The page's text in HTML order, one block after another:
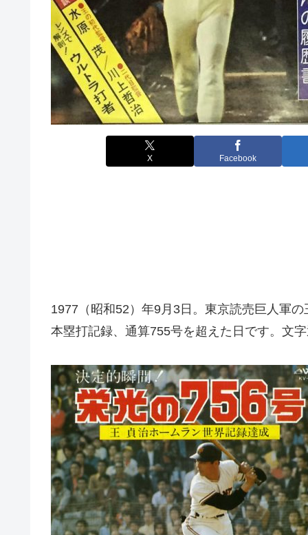
X Facebook
1977（昭和52）年9月3日。東京読売巨人軍
本塁打記録、通算755号を超えた日です。文